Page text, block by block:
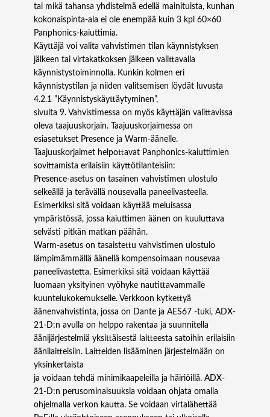
tai mikä tahansa yhdistelmä edellä mainituista, kunhan
kokonaispinta-ala ei ole enempää kuin 3 kpl 60×60
Panphonics-kaiuttimia.
Käyttäjä voi valita vahvistimen tilan käynnistyksen
jälkeen tai virtakatkoksen jälkeen valittavalla
käynnistystoiminnolla. Kunkin kolmen eri
käynnistystilan ja niiden valitsemisen löydät luvusta
4.2.1 ”Käynnistyskäyttäytyminen”,
sivulta 9. Vahvistimessa on myös käyttäjän valittavissa
oleva taajuuskorjain. Taajuuskorjaimessa on
esiasetukset Presence ja Warm-äänelle.
Taajuuskorjaimet helpottavat Panphonics-kaiuttimien
sovittamista erilaisiin käyttötilanteisiin:
Presence-asetus on tasainen vahvistimen ulostulo
selkeällä ja terävällä nousevalla paneelivasteella.
Esimerkiksi sitä voidaan käyttää meluisassa
ympäristössä, jossa kaiuttimen äänen on kuuluttava
selvästi pitkän matkan päähän.
Warm-asetus on tasaistettu vahvistimen ulostulo
lämpimämmällä äänellä kompensoimaan nousevaa
paneelivastetta. Esimerkiksi sitä voidaan käyttää
luomaan yksityinen vyöhyke nautittavammalle
kuuntelukokemukselle. Verkkoon kytkettyä
äänenvahvistinta, jossa on Dante ja AES67 -tuki, ADX-
21-D:n avulla on helppo rakentaa ja suunnitella
äänijärjestelmiä yksittäisestä laitteesta satoihin erilaisiin
äänilaitteisiin. Laitteiden lisääminen järjestelmään on
yksinkertaista
ja voidaan tehdä minimikaapeleilla ja häiriöillä. ADX-
21-D:n perusominaisuuksia voidaan ohjata omalla
ohjelmalla verkon kautta. Se voidaan virtalähettää